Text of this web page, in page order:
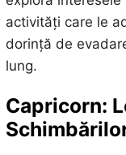
activități care le
dorință de
lung.
Capricorn: